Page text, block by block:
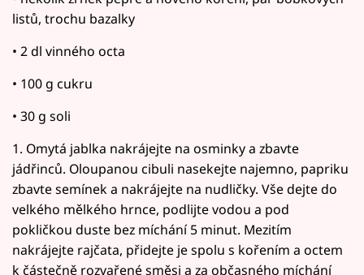
listů, trochu bazalky
• 2 dl vinného octa
• 100 g cukru
• 30 g soli
1. Omytá jablka nakrájejte na osminky a zbavte
jádřinců. Oloupanou cibuli nasekejte najemno, papriku
zbavte semínek a nakrájejte na nudličky. Vše dejte do
velkého mělkého hrnce, podlijte vodou a pod
pokličkou duste bez míchání 5 minut. Mezitím
nakrájejte rajčata, přidejte je spolu s kořením a octem
k částečně rozvařené směsi a za občasného míchání